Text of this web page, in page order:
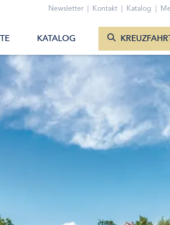
Newsletter | Kontakt | Katalog |
KATALOG
ZUM